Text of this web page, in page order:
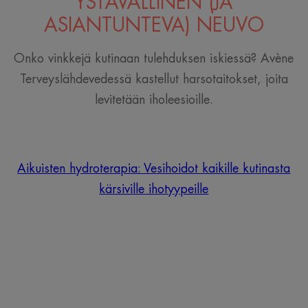
ASIANTUNTEVA) NEUVO
Onko vinkkejä kutinaan tulehduksen iskiessä? Avène
Terveyslähdevedessä kastellut harsotaitokset, joita
levitetään iholeesioille.
Aikuisten hydroterapia: Vesihoidot kaikille kutinasta
kärsiville ihotyypeille